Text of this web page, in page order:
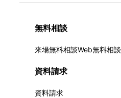
無料相談
来場無料相談Web無料相談
資料請求
資料請求